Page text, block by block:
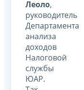
Леоло,
руководитель
Департамента
анализа
доходов
Налоговой
службы
ЮАР.